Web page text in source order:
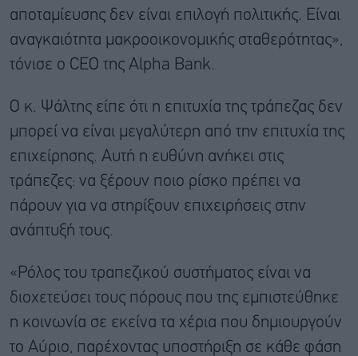
αποταμίευσης δεν είναι επιλογή πολιτικής. Είναι
αναγκαιότητα μακροοικονομικής σταθερότητας»,
τόνισε ο CEO της Alpha Bank.
Ο κ. Ψάλτης είπε ότι η επιτυχία της τράπεζας δεν
μπορεί να είναι μεγαλύτερη από την επιτυχία της
επιχείρησης. Αυτή η ευθύνη ανήκει στις
τράπεζες: να ξέρουν ποιο ρίσκο πρέπει να
πάρουν για να στηρίξουν επιχειρήσεις στην
ανάπτυξή τους.
«Ρόλος του τραπεζικού συστήματος είναι να
διοχετεύσει τους πόρους που της εμπιστεύθηκε
η κοινωνία σε εκείνα τα χέρια που δημιουργούν
το Αύριο, παρέχοντας υποστήριξη σε κάθε φάση